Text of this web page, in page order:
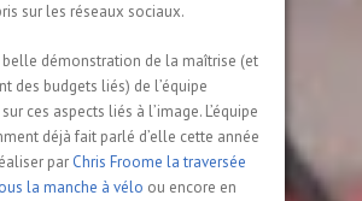
sur les réseaux sociaux.
belle démonstration de la maîtrise (et
des budgets liés) de l’équipe
ces aspects liés à l’image. L’équipe
déjà fait parlé d’elle cette année
par Chris Froome la traversée
la manche à vélo ou encore en